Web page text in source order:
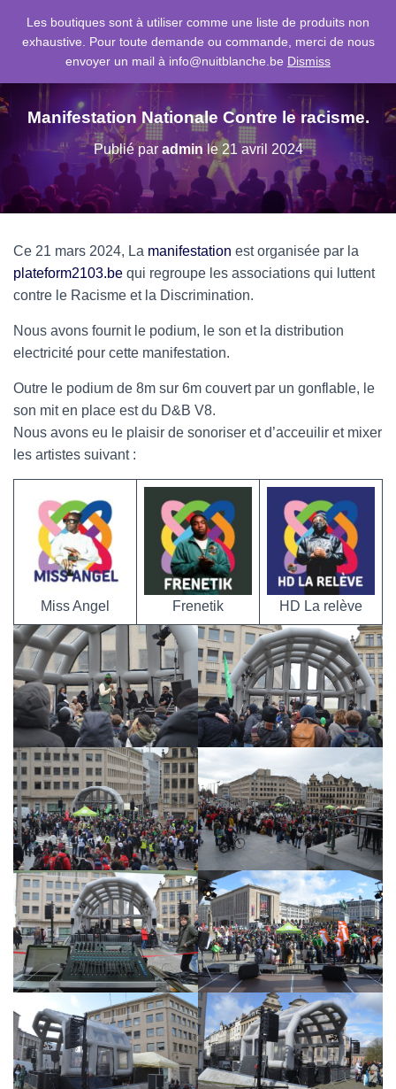
D
L
A
A
A
Manifestation Nationale Contre le racisme.
Publié par adminle 21 avril 2024
Ce 21 mars 2024, La manifestation est organisée par la
plateform2103.be qui regroupe les associations qui luttent
contre le Racisme et la Discrimination.
Nous avons fournit le podium, le son et la distribution
electricité pour cette manifestation.
Outre le podium de 8m sur 6m couvert par un gonflable, le
son mit en place est du D&B V8.
Nous avons eu le plaisir de sonoriser et d’acceuilir et mixer
les artistes suivant :
Miss Angel Frenetik HD La relève
Les boutiques sont à utiliser comme une liste de produits non
exhaustive. Pour toute demande ou commande, merci de nous
envoyer un mail à info@nuitblanche.be Dismiss